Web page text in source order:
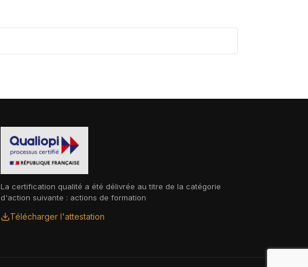
La certification qualité a été délivrée au titre de la catégorie
d'action suivante : actions de formation
Télécharger l'attestation